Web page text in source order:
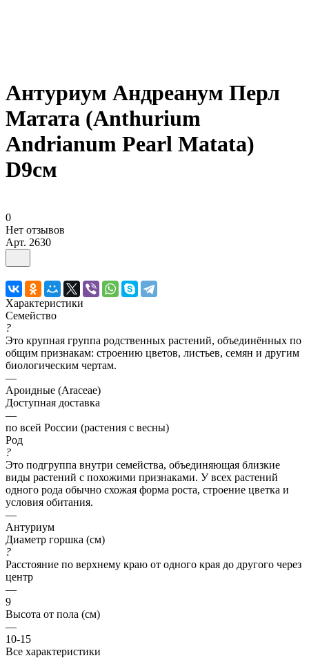
Антуриум Андреанум Перл
Матата (Anthurium
Andrianum Pearl Matata)
D9см
0
Нет отзывов
Арт. 2630
Характеристики
Семейство
?
Это крупная группа родственных растений, объединённых по
общим признакам: строению цветов, листьев, семян и другим
биологическим чертам.
—
Ароидные (Araceae)
Доступная доставка
—
по всей России (растения с весны)
Род
?
Это подгруппа внутри семейства, объединяющая близкие
виды растений с похожими признаками. У всех растений
одного рода обычно схожая форма роста, строение цветка и
условия обитания.
—
Антуриум
Диаметр горшка (см)
?
Расстояние по верхнему краю от одного края до другого через
центр
—
9
Высота от пола (см)
—
10-15
Все характеристики